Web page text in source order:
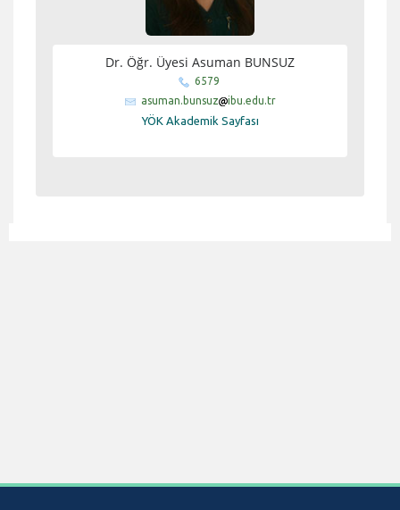
Dr. Öğr. Üyesi Asuman BUNSUZ
6579
asuman.bunsuz
ibu.edu.tr
YÖK Akademik Sayfası